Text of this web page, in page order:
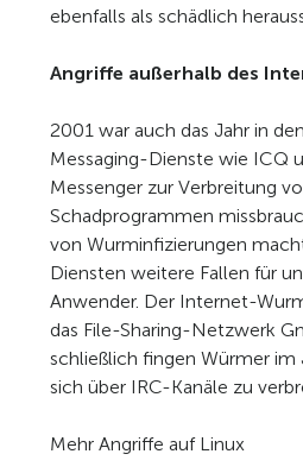
ebenfalls als schädlich
Angriffe außerhalb des
2001 war auch das Jahr in
Messaging-Dienste wie ICQ
Messenger zur Verbreitung
Schadprogrammen
von Wurminfizierungen
Diensten weitere Fallen für
Anwender. Der Internet-
das File-Sharing-Netzwerk
schließlich fingen Würmer im
sich über IRC-Kanäle zu
Mehr Angriffe auf Linux